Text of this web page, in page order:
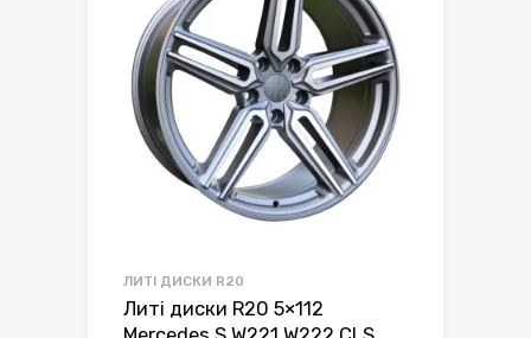
ЛИТІ ДИСКИ R20
Литі диски R20 5×112